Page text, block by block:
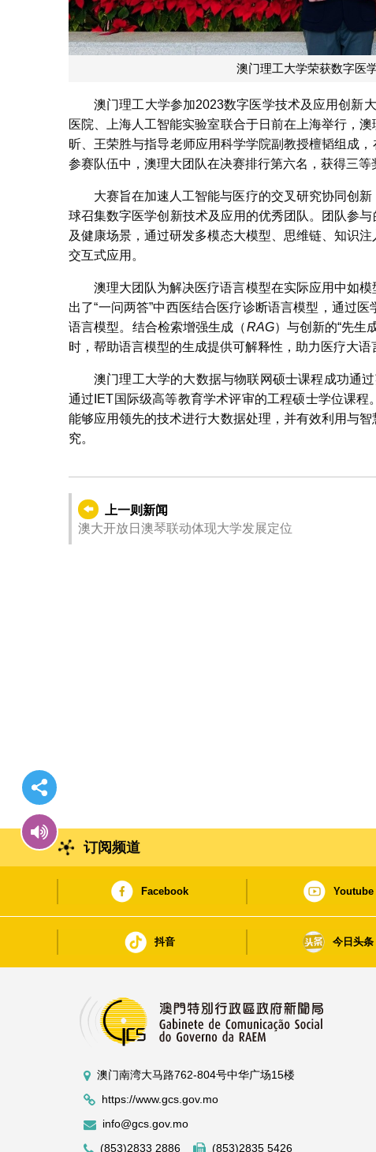
澳门理工大学荣获数字医
澳门理工大学参加2023数字医学技术及应用创新
医院、上海人工智能实验室联合于日前在上海举行，
昕、王荣胜与指导老师应用科学学院副教授檀韬组成
参赛队伍中，澳理大团队在决赛排行第六名，获得三等
大赛旨在加速人工智能与医疗的交叉研究协同创
球召集数字医学创新技术及应用的优秀团队。团队参
及健康场景，通过研发多模态大模型、思维链、知识
交互式应用。
澳理大团队为解决医疗语言模型在实际应用中如
出了“一问两答”中西医结合医疗诊断语言模型，通过
语言模型。结合检索增强生成（RAG）与创新的“先生
时，帮助语言模型的生成提供可解释性，助力医疗大
澳门理工大学的大数据与物联网硕士课程成功通
通过IET国际级高等教育学术评审的工程硕士学位课程
能够应用领先的技术进行大数据处理，并有效利用与
究。
上一则新闻
澳大开放日澳琴联动体现大学发展定位
订阅频道
Facebook Youtube
抖音 今日头条
澳门南湾大马路762-804号中华广场15楼
https://www.gcs.gov.mo
info@gcs.gov.mo
(853)2833 2886
(853)2835 5426